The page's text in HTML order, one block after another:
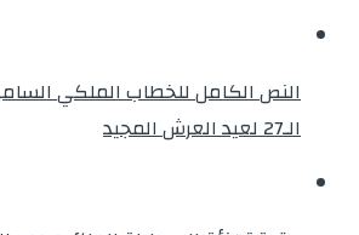
النص الكامل للخطاب الملكي
الـ27 لعيد العرش المجيد